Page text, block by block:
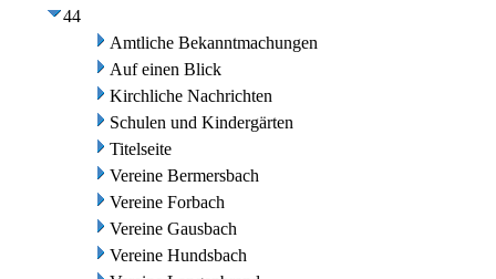
44
Amtliche Bekanntmachungen
Auf einen Blick
Kirchliche Nachrichten
Schulen und Kindergärten
Titelseite
Vereine Bermersbach
Vereine Forbach
Vereine Gausbach
Vereine Hundsbach